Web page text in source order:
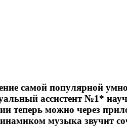
самой популярной
ассистент №1*
теперь можно через
музыка звучит